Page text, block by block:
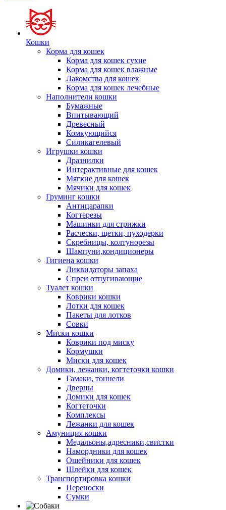
Кошки
Корма для кошек
Корма для кошек сухие
Корма для кошек влажные
Лакомства для кошек
Корма для кошек лечебные
Наполнители кошки
Бумажные
Впитывающий
Древесный
Комкующийся
Силикагелевый
Игрушки кошки
Дразнилки
Интерактивные для кошек
Мягкие для кошек
Мячики для кошек
Груминг кошки
Антицарапки
Когтерезы
Машинки для стрижки
Расчески, щетки, пуходерки
Скребницы, колтунорезы
Шампуни,кондиционеры
Гигиена кошки
Ликвидаторы запаха
Спреи отпугивающие
Туалет кошки
Коврики кошки
Лотки для кошек
Пакеты для лотков
Совки
Миски кошки
Коврики под миску
Кормушки
Миски для кошек
Домики, лежанки, когтеточки кошки
Гамаки, тоннели
Дверцы
Домики для кошек
Когтеточки
Комплексы
Лежанки для кошек
Амуниция кошки
Медальоны,адресники,свистки
Намордники для кошек
Ошейники для кошек
Шлейки для кошек
Транспортировка кошки
Переноски
Сумки